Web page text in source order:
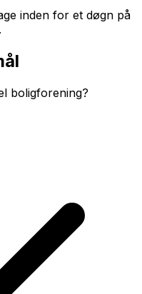
inden for et døgn på
boligforening?